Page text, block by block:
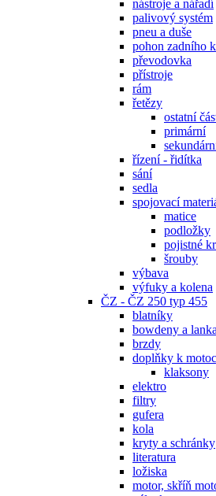
nástroje a nářadí
palivový systém
pneu a duše
pohon zadního
převodovka
přístroje
rám
řetězy
ostatní
primární
řízení - řidítka
sání
sedla
spojovací
matice
podložky
pojistné
šrouby
výbava
výfuky a kolena
ČZ - ČZ 250 typ 455
blatníky
bowdeny a lanka
brzdy
doplňky k
klaksony
elektro
filtry
gufera
kola
kryty a schránky
literatura
ložiska
motor, skříň